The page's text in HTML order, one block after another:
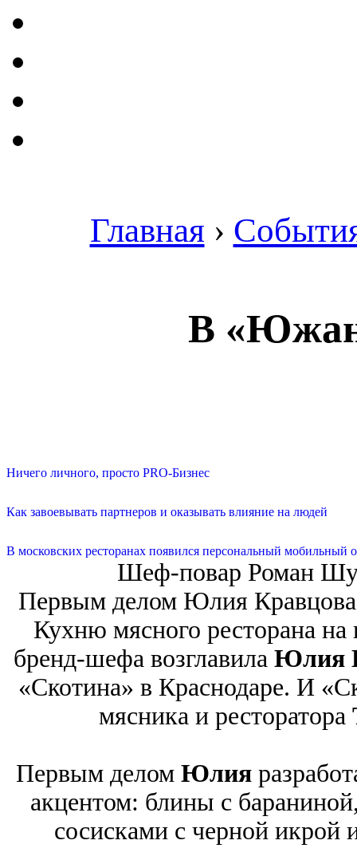
Главная ›
В
Ничего личного, просто PRO-Бизнес
Как завоевывать партнеров и оказывать влияние на людей
В московских ресторанах появился персональный мобильный
Шеф-повар Роман
Первым делом Юлия Кравцова
Кухню мясного ресторана на
бренд-шефа возглавила Юлия
«Скотина» в Краснодаре. И
мясника и ресторатора
Первым делом Юлия
акцентом: блины с
сосисками с черной